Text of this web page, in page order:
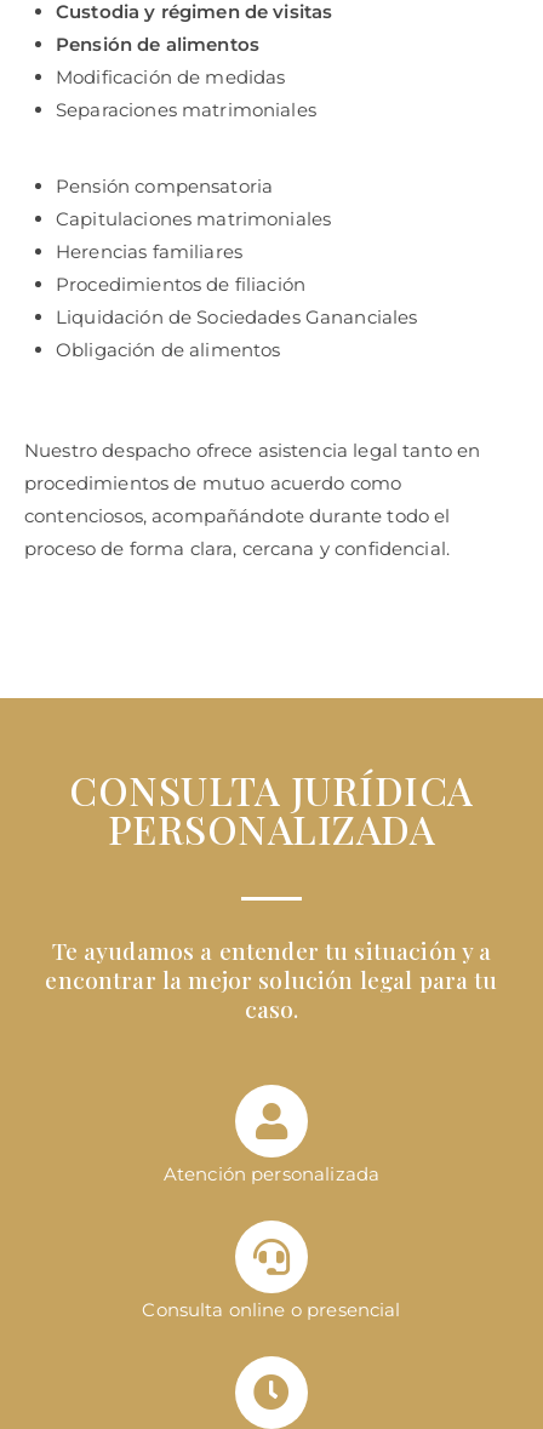
Custodia y régimen de visitas
Pensión de alimentos
Modificación de medidas
Separaciones matrimoniales
Pensión compensatoria
Capitulaciones matrimoniales
Herencias familiares
Procedimientos de filiación
Liquidación de Sociedades Gananciales
Obligación de alimentos
Nuestro despacho ofrece asistencia legal tanto en
procedimientos de mutuo acuerdo como
contenciosos, acompañándote durante todo el
proceso de forma clara, cercana y confidencial.
CONSULTA JURÍDICA
PERSONALIZADA
Te ayudamos a entender tu situación y a
encontrar la mejor solución legal para tu
caso.
Atención personalizada
Consulta online o presencial